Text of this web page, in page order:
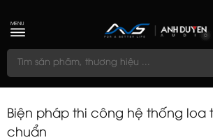
MENU
Biện pháp thi công hệ thống loa
chuẩn